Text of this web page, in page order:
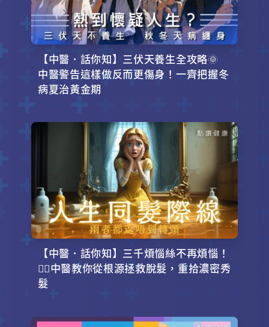
【中醫．話你知】三伏天養生全攻略🌞
中醫警告這樣做反而更傷身！一齊把握冬
病夏治黃金期
【中醫．話你知】三千煩惱絲不再煩惱！
💇‍♂️中醫教你從根源拯救脫髮，重拾濃密秀
髮